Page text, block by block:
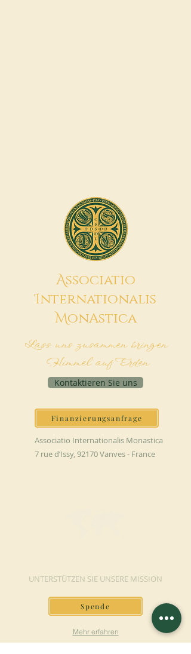
Associatio
Internationalis
MonAstica
Lass uns zusammen bringen
Himmel auf Erden
Kontaktieren Sie uns
Finanzierungsanfrage
Associatio Internationalis Monastica
7 rue d’Issy, 92170 Vanves - France
UNTERSTÜTZEN SIE UNSERE MISSION
Spende
Mehr erfahren